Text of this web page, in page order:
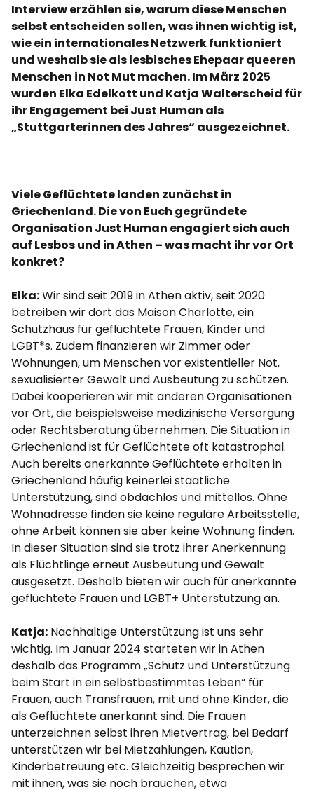
Interview erzählen sie, warum diese Menschen
selbst entscheiden sollen, was ihnen wichtig ist,
wie ein internationales Netzwerk funktioniert
und weshalb sie als lesbisches Ehepaar queeren
Menschen in Not Mut machen. Im März 2025
wurden Elka Edelkott und Katja Walterscheid für
ihr Engagement bei Just Human als
„Stuttgarterinnen des Jahres“ ausgezeichnet.
Viele Geflüchtete landen zunächst in
Griechenland. Die von Euch gegründete
Organisation Just Human engagiert sich auch
auf Lesbos und in Athen – was macht ihr vor Ort
konkret?
Elka:Wir sind seit 2019 in Athen aktiv, seit 2020
betreiben wir dort das Maison Charlotte, ein
Schutzhaus für geflüchtete Frauen, Kinder und
LGBT*s. Zudem finanzieren wir Zimmer oder
Wohnungen, um Menschen vor existentieller Not,
sexualisierter Gewalt und Ausbeutung zu schützen.
Dabei kooperieren wir mit anderen Organisationen
vor Ort, die beispielsweise medizinische Versorgung
oder Rechtsberatung übernehmen. Die Situation in
Griechenland ist für Geflüchtete oft katastrophal.
Auch bereits anerkannte Geflüchtete erhalten in
Griechenland häufig keinerlei staatliche
Unterstützung, sind obdachlos und mittellos. Ohne
Wohnadresse finden sie keine reguläre Arbeitsstelle,
ohne Arbeit können sie aber keine Wohnung finden.
In dieser Situation sind sie trotz ihrer Anerkennung
als Flüchtlinge erneut Ausbeutung und Gewalt
ausgesetzt. Deshalb bieten wir auch für anerkannte
geflüchtete Frauen und LGBT+ Unterstützung an.
Katja: Nachhaltige Unterstützung ist uns sehr
wichtig. Im Januar 2024 starteten wir in Athen
deshalb das Programm „Schutz und Unterstützung
beim Start in ein selbstbestimmtes Leben“ für
Frauen, auch Transfrauen, mit und ohne Kinder, die
als Geflüchtete anerkannt sind. Die Frauen
unterzeichnen selbst ihren Mietvertrag, bei Bedarf
unterstützen wir bei Mietzahlungen, Kaution,
Kinderbetreuung etc. Gleichzeitig besprechen wir
mit ihnen, was sie noch brauchen, etwa